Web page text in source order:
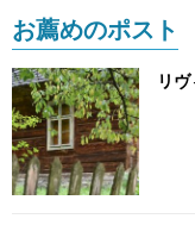
お薦めのポスト
リ